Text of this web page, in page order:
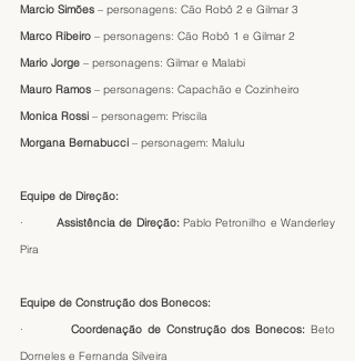
Marcio Simões – personagens: Cão Robô 2 e Gilmar 3
Marco Ribeiro – personagens: Cão Robô 1 e Gilmar 2
Mario Jorge – personagens: Gilmar e Malabi
Mauro Ramos – personagens: Capachão e Cozinheiro
Monica Rossi – personagem: Priscila
Morgana Bernabucci – personagem: Malulu
Equipe de Direção:
· Assistência de Direção: Pablo Petronilho e Wanderley
Pira
Equipe de Construção dos Bonecos:
· Coordenação de Construção dos Bonecos: Beto
Dorneles e Fernanda Silveira